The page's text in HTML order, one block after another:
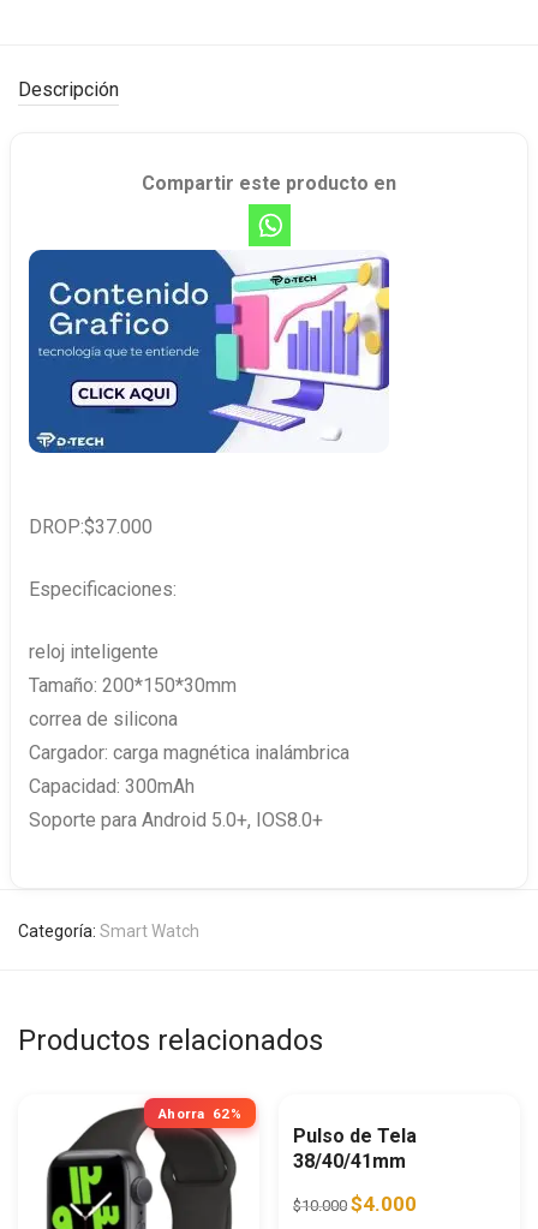
Descripción
Compartir este producto en
DROP:$37.000
Especificaciones:
reloj inteligente
Tamaño: 200*150*30mm
correa de silicona
Cargador: carga magnética inalámbrica
Capacidad: 300mAh
Soporte para Android 5.0+, IOS8.0+
Categoría: Smart Watch
Productos relacionados
Ahorra 62%
Pulso de Tela
38/40/41mm
$10.000 Original price was:
$4.000